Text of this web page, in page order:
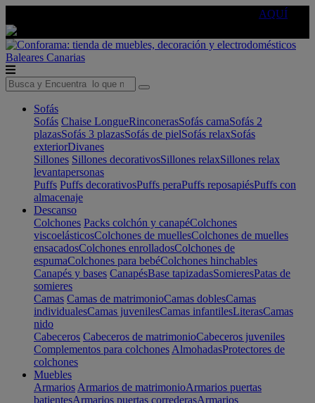
AQUÍ
Baleares Canarias
Sofás
Sofás Chaise LongueRinconerasSofás camaSofás 2
plazasSofás 3 plazasSofás de pielSofás relaxSofás
exteriorDivanes
Sillones Sillones decorativosSillones relaxSillones relax
levantapersonas
Puffs Puffs decorativosPuffs peraPuffs reposapiésPuffs con
almacenaje
Descanso
Colchones Packs colchón y canapéColchones
viscoelásticosColchones de muellesColchones de muelles
ensacadosColchones enrolladosColchones de
espumaColchones para bebéColchones hinchables
Canapés y bases CanapésBase tapizadasSomieresPatas de
somieres
Camas Camas de matrimonioCamas doblesCamas
individualesCamas juvenilesCamas infantilesLiterasCamas
nido
Cabeceros Cabeceros de matrimonioCabeceros juveniles
Complementos para colchones AlmohadasProtectores de
colchones
Muebles
Armarios Armarios de matrimonioArmarios puertas
batientesArmarios puertas correderasArmarios